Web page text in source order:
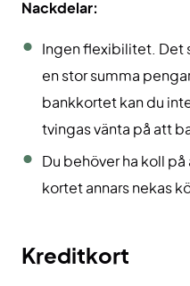
Nackdelar:
Ingen flexibilitet. Det
en stor summa
bankkortet kan du
tvingas vänta på att
Du behöver ha koll
kortet annars nekas
Kreditkort